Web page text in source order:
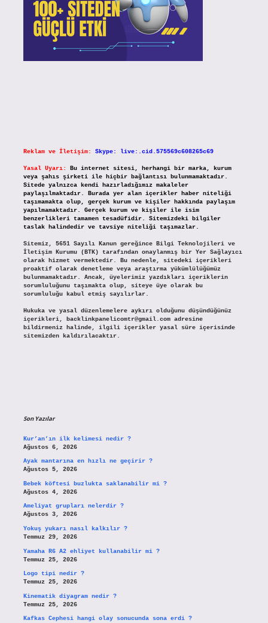
Reklam ve İletişim: Skype: live:.cid.575569c608265c69
Yasal Uyarı:
Bu internet sitesi, herhangi bir marka, kurum
veya şahıs şirketi ile hiçbir bağlantısı bulunmamaktadır.
Sitede yalnızca kendi hazırladığımız makaleler
paylaşılmaktadır. Burada yer alan içerikler haber niteliği
taşımamakta olup, gerçek kurum ve kişiler hakkında paylaşım
yapılmamaktadır. Gerçek kurum ve kişiler ile isim
benzerlikleri tamamen tesadüfidir. Sitemizdeki bilgiler
taslak halindedir ve tavsiye niteliği taşımazlar.
Sitemiz, 5651 Sayılı Kanun gereğince Bilgi Teknolojileri ve
İletişim Kurumu (BTK) tarafından onaylanmış bir Yer Sağlayıcı
olarak hizmet vermektedir. Bu nedenle, sitedeki içerikleri
proaktif olarak denetleme veya araştırma yükümlülüğümüz
bulunmamaktadır. Ancak, üyelerimiz yazdıkları içeriklerin
sorumluluğunu taşımakta olup, siteye üye olarak bu
sorumluluğu kabul etmiş sayılırlar.
Hukuka ve yasal düzenlemelere aykırı olduğunu düşündüğünüz
içerikleri,
backlinkpanelicomtr@gmail.comadresine
bildirmeniz halinde, ilgili içerikler yasal süre içerisinde
sitemizden kaldırılacaktır.
Son Yazılar
Kur’an’ın ilk kelimesi nedir ?
Ağustos 6, 2026
Ayak mantarına en hızlı ne geçirir ?
Ağustos 5, 2026
Bebek köftesi buzlukta saklanabilir mi ?
Ağustos 4, 2026
Ameliyat grupları nelerdir ?
Ağustos 3, 2026
Yokuş yukarı nasıl kalkılır ?
Temmuz 29, 2026
Yamaha R6 A2 ehliyet kullanabilir mi ?
Temmuz 25, 2026
Logo tipi nedir ?
Temmuz 25, 2026
Kinematik diyagram nedir ?
Temmuz 25, 2026
Kafkas Cephesi hangi olay sonucunda sona erdi ?